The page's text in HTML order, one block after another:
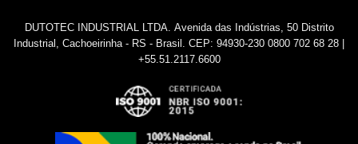
DUTOTEC INDUSTRIAL LTDA. Avenida das Indústrias, 50 Distrito
Industrial, Cachoeirinha - RS - Brasil. CEP: 94930-230 0800 702 68 28 |
+55.51.2117.6600